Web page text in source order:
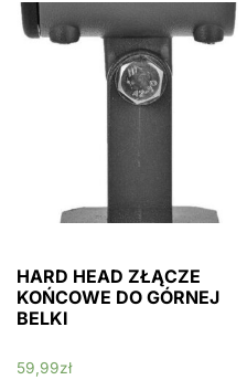
HARD HEAD ZŁĄCZE
KOŃCOWE DO GÓRNEJ
BELKI
59,99zł